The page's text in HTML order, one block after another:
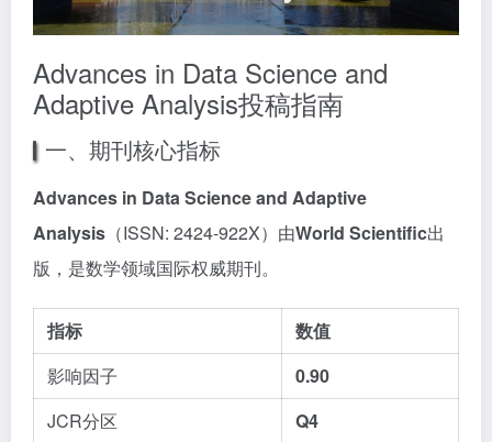
Advances in Data Science and
Adaptive Analysis投稿指南
一、期刊核心指标
Advances in Data Science and Adaptive
Analysis （ISSN: 2424-922X）由World Scientific出
版，是数学领域国际权威期刊。
指标
数值
影响因子
0.90
JCR分区
Q4